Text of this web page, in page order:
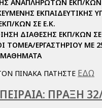
ΑΝΑΠΛΗΡΩΤΩΝ ΕΚΠ/ΚΩΝ
ΕΚΠΑΙΔΕΥΤΙΚΗΣ
ΚΩΝ ΣΕ Ε.Κ.
ΔΙΑΘΕΣΗΣ ΕΚΠ/ΚΩΝ ΣΕ
ΤΟΜΕΑ/ΕΡΓΑΣΤΗΡΙΟΥ ΜΕ
ΜΑΘΗΜΑΤΑ
ΠΙΝΑΚΑ ΠΑΤΗΣΤΕ ΕΔΩ
ΠΡΑΞΗ